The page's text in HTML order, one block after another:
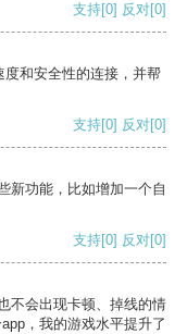
支持[0] 反对[0]
和安全性的连接，并帮
支持[0] 反对[0]
新功能，比如增加一个自
支持[0] 反对[0]
不会出现卡顿、掉线的情
，我的游戏水平提升了